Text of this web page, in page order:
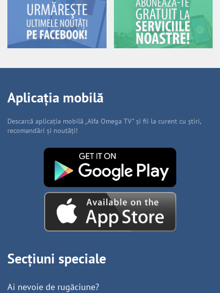
Aplicația mobilă
Descarcă aplicația mobilă „Alfa Omega TV” și fii la curent cu știri,
recomandări și noutăți!
Secțiuni speciale
Ai nevoie de rugăciune?